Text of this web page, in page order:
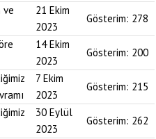
ve
21 Ekim
2023
Gösterim: 278
14 Ekim
2023
Gösterim: 200
7 Ekim
2023
Gösterim: 215
30 Eylül
2023
Gösterim: 262